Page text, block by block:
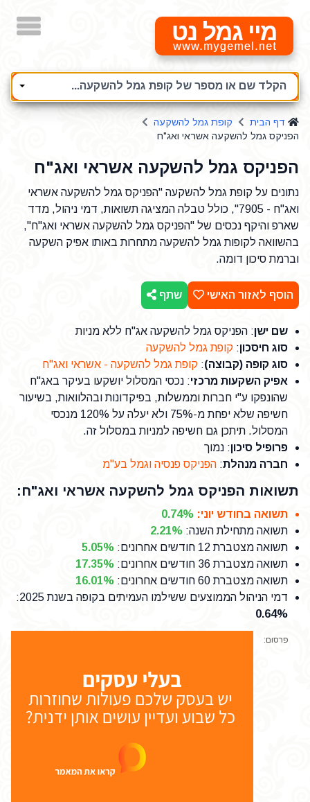
מיי גמל נט
הקלד שם או מספר של קופת גמל להשקעה...
דף הבית
קופת גמל להשקעה
הפניקס גמל להשקעה אשראי ואג"ח
הפניקס גמל להשקעה אשראי ואג"ח
נתונים על קופת גמל להשקעה "הפניקס גמל להשקעה אשראי
ואג"ח - 7905", כולל טבלה המציגה תשואות, דמי ניהול, מדד
שארפ והיקף נכסים של "הפניקס גמל להשקעה אשראי ואג"ח",
בהשוואה לקופות גמל להשקעה מתחרות באותו אפיק השקעה
וברמת סיכון דומה.
הוסף לאזור האישי שתף
שם ישן: הפניקס גמל להשקעה אג"ח ללא מניות
סוג חיסכון: קופת גמל להשקעה
סוג קופה (קבוצה): קופת גמל להשקעה - אשראי ואג"ח
אפיק השקעות מרכזי: נכסי המסלול יושקעו בעיקר באג"ח
שהונפקו ע"י חברות וממשלות, בפיקדונות ובהלוואות, בשיעור
חשיפה שלא יפחת מ-75% ולא יעלה על 120% מנכסי
המסלול. תיתכן גם חשיפה למניות במסלול זה.
פרופיל סיכון: נמוך
חברה מנהלת: הפניקס פנסיה וגמל בע"מ
תשואות הפניקס גמל להשקעה אשראי ואג"ח:
תשואה בחודש יוני:
0.74%
תשואה מתחילת השנה:
2.21%
תשואה מצטברת 12 חודשים אחרונים
:
5.05%
תשואה מצטברת 36 חודשים אחרונים
:
17.35%
תשואה מצטברת 60 חודשים אחרונים
:
16.01%
דמי הניהול הממוצעים ששילמו העמיתים בקופה בשנת 2025
:
0.64%
פרסום: